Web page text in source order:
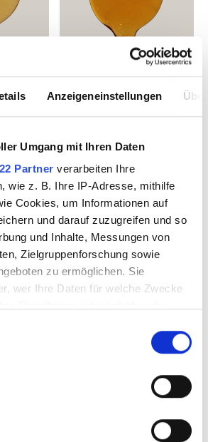
Anzeigeneinstellungen
Umgang mit Ihren Daten
Partner verarbeiten Ihre
wie z. B. Ihre IP-Adresse, mithilfe
Cookies, um Informationen auf
und darauf zuzugreifen und so
und Inhalte, Messungen von
Zielgruppenforschung sowie
zu ermöglichen. Sie
wer Ihre Daten für welche Zwecke
oder widerrufen
über Ihre geografische Lage
Stab
MORETTI Stab
mittel topas
3575004
MORETTI Stab